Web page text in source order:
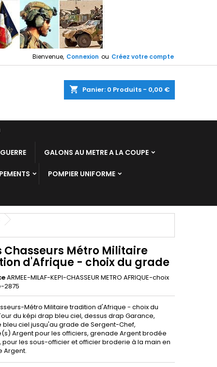
Bienvenue, Connexion ou Créez votre compte
shopping_cart Panier: 0 Produits - 0,00 €
GALONS AU METRE A LA COUPE
POMPIER UNIFORME
Chasseurs Métro Militaire
d'Afrique - choix du grade
ARMEE-MILAF-KEPI-CHASSEUR METRO AFRIQUE-choix
2875
Métro Militaire tradition d'Afrique - choix du
du képi drap bleu ciel, dessus drap Garance,
bleu ciel jusqu'au grade de Sergent-Chef,
Argent pour les officiers, grenade Argent brodée
pour les sous-officier et officier broderie à la main en
Argent.